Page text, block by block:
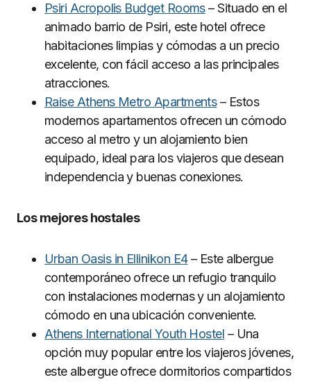
Psiri Acropolis Budget Rooms– Situado en el
animado barrio de Psiri, este hotel ofrece
habitaciones limpias y cómodas a un precio
excelente, con fácil acceso a las principales
atracciones.
Raise Athens Metro Apartments– Estos
modernos apartamentos ofrecen un cómodo
acceso al metro y un alojamiento bien
equipado, ideal para los viajeros que desean
independencia y buenas conexiones.
Los mejores hostales
Urban Oasis in Ellinikon E4– Este albergue
contemporáneo ofrece un refugio tranquilo
con instalaciones modernas y un alojamiento
cómodo en una ubicación conveniente.
Athens International Youth Hostel – Una
opción muy popular entre los viajeros jóvenes,
este albergue ofrece dormitorios compartidos